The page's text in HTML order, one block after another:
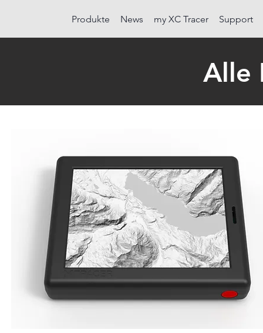
Produkte News my XC Tracer Support
Alle